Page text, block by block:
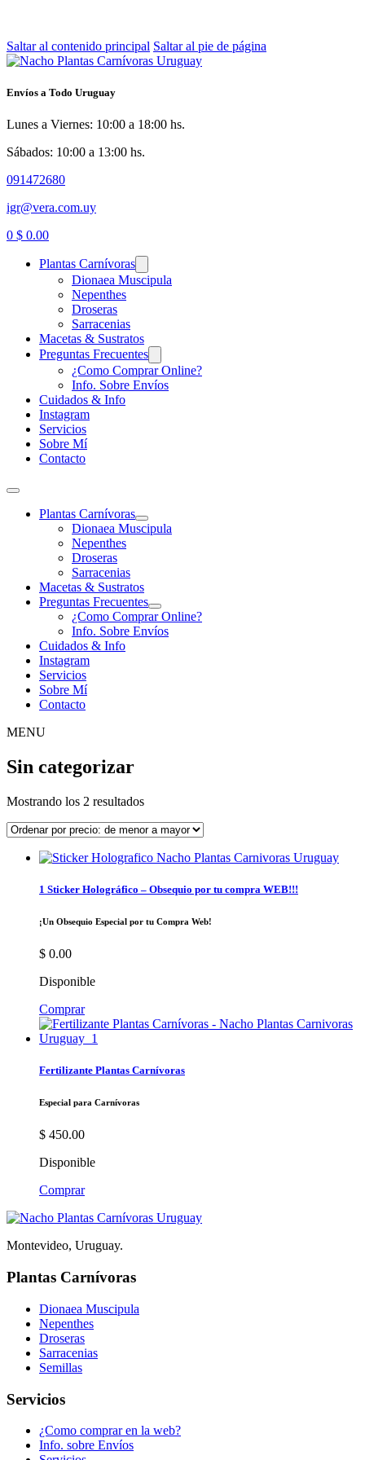
Saltar al contenido principal Saltar al pie de página
Envíos a Todo Uruguay
Lunes a Viernes: 10:00 a 18:00 hs.
Sábados: 10:00 a 13:00 hs.
091472680
igr@vera.com.uy
0 $ 0.00
Plantas Carnívoras
Dionaea Muscipula
Nepenthes
Droseras
Sarracenias
Macetas & Sustratos
Preguntas Frecuentes
¿Como Comprar Online?
Info. Sobre Envíos
Cuidados & Info
Instagram
Servicios
Sobre Mí
Contacto
Plantas Carnívoras
Dionaea Muscipula
Nepenthes
Droseras
Sarracenias
Macetas & Sustratos
Preguntas Frecuentes
¿Como Comprar Online?
Info. Sobre Envíos
Cuidados & Info
Instagram
Servicios
Sobre Mí
Contacto
MENU
Sin categorizar
Mostrando los 2 resultados
1 Sticker Holográfico – Obsequio por tu compra WEB!!!
¡Un Obsequio Especial por tu Compra Web!
$ 0.00
Disponible
Comprar
Fertilizante Plantas Carnívoras
Especial para Carnívoras
$ 450.00
Disponible
Comprar
Montevideo, Uruguay.
Plantas Carnívoras
Dionaea Muscipula
Nepenthes
Droseras
Sarracenias
Semillas
Servicios
¿Como comprar en la web?
Info. sobre Envíos